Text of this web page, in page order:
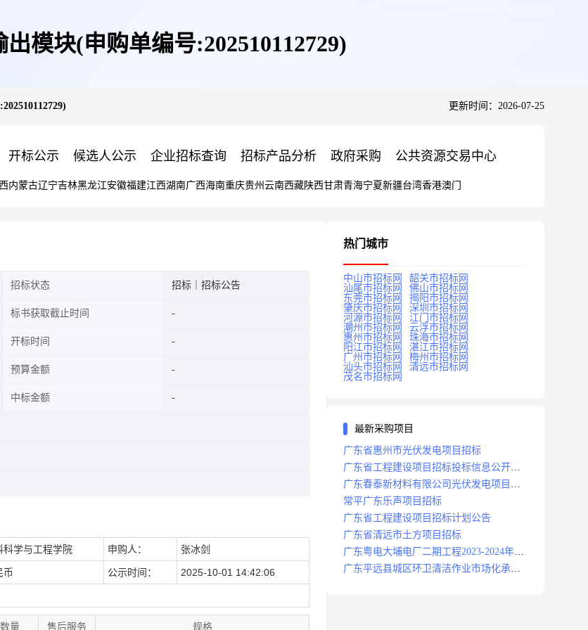
模块(申购单编号:202510112729)
更新时间：2026-07-25
开标公示 候选人公示 企业招标查询 招标产品分析 政府采购 公共资源交易中心
内蒙古辽宁吉林黑龙江安徽福建江西湖南广西海南重庆贵州 云南西藏陕西甘肃青海宁夏新疆台湾香港澳门
招标状态 招标｜招标公告
标书获取截止时间
开标时间
预算金额
中标金额
科学与工程学院 申购人： 张冰剑
币 公示时间： 2025-10-01 14:42:06
数量 售后服务 规格
热门城市
中山市招标网
韶关市招标网
汕尾市招标网
佛山市招标网
东莞市招标网
揭阳市招标网
肇庆市招标网
深圳市招标网
河源市招标网
江门市招标网
潮州市招标网
云浮市招标网
惠州市招标网
珠海市招标网
阳江市招标网
湛江市招标网
广州市招标网
梅州市招标网
汕头市招标网
清远市招标网
茂名市招标网
最新采购项目
广东省惠州市光伏发电项目招标
广东省工程建设项目招标投标信息公开目
录
广东春泰新材料有限公司光伏发电项目招
标
常平广东乐声项目招标
广东省工程建设项目招标计划公告
广东省清远市土方项目招标
广东粤电大埔电厂二期工程2023-2024年度
安保服务项目招标公告
广东平远县城区环卫清洁作业市场化承包